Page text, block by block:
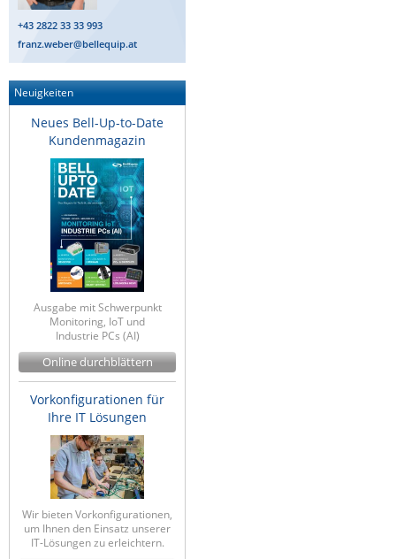
Moxa
Netio
Panorama Antennas
PatchSee
Power Kingdom
Raritan
Riello UPS
Server Technology
Siretta
SIRIO Antenne
Sunbird
Tactical Software
TEKTELIC
Teltonika
Unwired Networks
Vision
WATTECO
Westermo
Yuasa
+43 2822 33 33 993
franz.weber@bellequip.at
Neuigkeiten
Neues Bell-Up-to-Date
Kundenmagazin
Ausgabe mit Schwerpunkt
Monitoring, IoT und
Industrie PCs (AI)
Online durchblättern
Vorkonfigurationen für
Ihre IT Lösungen
Wir bieten Vorkonfigurationen,
um Ihnen den Einsatz unserer
IT-Lösungen zu erleichtern.